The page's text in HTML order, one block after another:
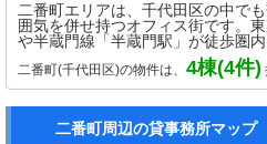
二番町エリアは、千代田区の中で
囲気を併せ持つオフィス街です。
や半蔵門線「半蔵門駅」が徒歩圏
アクセスも良好です。大使館や教
安の良さと静かな環境が特徴。士
系企業などが集まりやすく、ビジ
います。利便性と落ち着きのバラ
長く安心して業務を行える二番町
立地です。
二番町(千代田区)の物件は、 4棟(4件)
二番町周辺の貸事務所マップ